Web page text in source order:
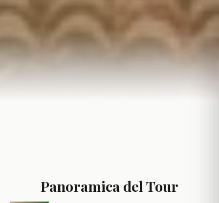
Panoramica del Tour